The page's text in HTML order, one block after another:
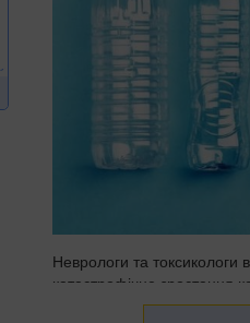
Неврологи та токсикологи
катастрофічне зростання
мікропластику в тканинах